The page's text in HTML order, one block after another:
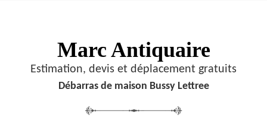
Marc Antiquaire
Estimation, devis et déplacement gratuits
Débarras de maison Bussy Lettree